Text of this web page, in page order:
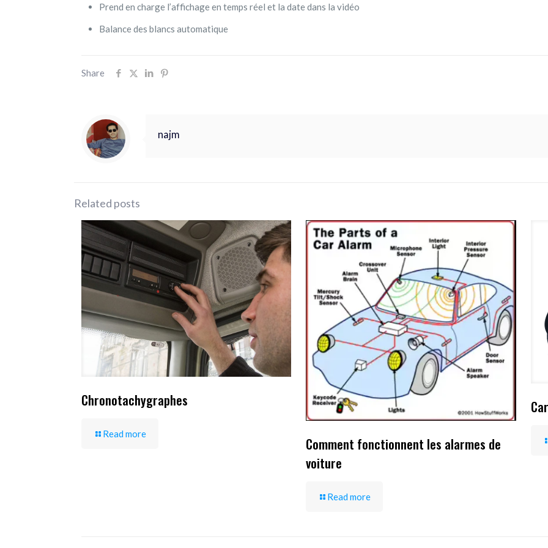
Prend en charge l’affichage en temps réel et la date dans la vidéo
Balance des blancs automatique
Share
najm
Related posts
Chronotachygraphes
Read more
Comment fonctionnent les alarmes de
voiture
Read more